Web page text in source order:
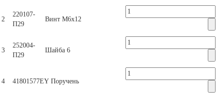
2
220107-
П29
Винт М6х12
3
252004-
П29
Шайба 6
4 41801577EY Поручень